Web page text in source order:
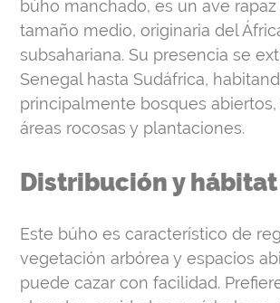
tamaño medio, originaria del
subsahariana. Su presencia se
Senegal hasta Sudáfrica,
principalmente bosques abiertos,
áreas rocosas y plantaciones.
Distribución y hábitat
vegetación arbórea y espacios
puede cazar con facilidad.
abundan cavidades en árboles o